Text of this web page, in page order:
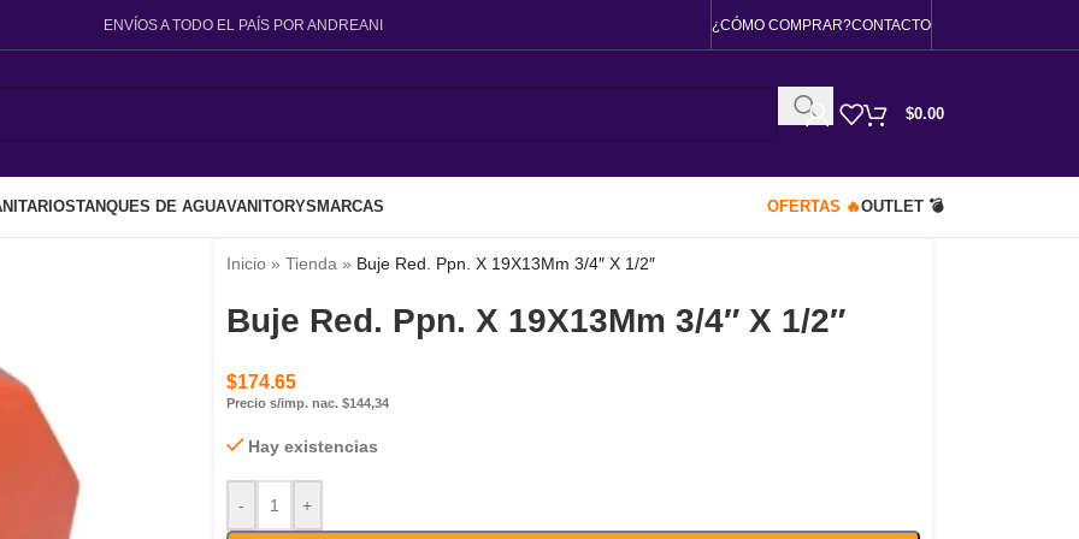
ENVÍOS A TODO EL PAÍS POR ANDREANI ¿CÓMO COMPRAR?CONTACTO
$0.00
TANQUES DE AGUAVANITORYS MARCAS OFERTAS 🔥OUTLET 💣
Inicio » Tienda » Buje Red. Ppn. X 19X13Mm 3/4″ X 1/2″
Buje Red. Ppn. X 19X13Mm 3/4″ X 1/2″
$174.65
Precio s/imp. nac. $144,34
Hay existencias
- +